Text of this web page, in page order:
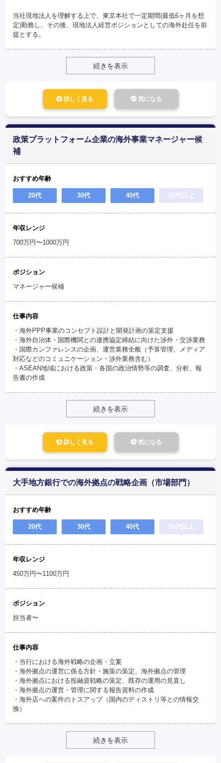
当社現地法人を理解する上で、東京本社で一定期間(最低6ヶ月を想
定)勤務し、その後、現地法人経営ポジションとしての海外赴任を前
提とする。
続きを表示
詳しく見る 気になる
政策プラットフォーム企業の海外事業マネージャー候
補
おすすめ年齢
20代 30代 40代 50代以上
年収レンジ
700万円〜1000万円
ポジション
マネージャー候補
仕事内容
・海外PPP事業のコンセプト設計と開発計画の策定支援
・海外自治体・国際機関との連携協定締結に向けた渉外・交渉業務
・国際カンファレンスの企画、運営業務全般（予算管理、メディア
対応などのコミュニケーション・渉外業務含む）
・ASEAN地域における政策・各国の政治情勢等の調査、分析、報
告書の作成
続きを表示
詳しく見る 気になる
大手地方銀行での海外拠点の戦略企画（市場部門）
おすすめ年齢
20代 30代 40代 50代以上
年収レンジ
450万円〜1100万円
ポジション
担当者〜
仕事内容
・当行における海外戦略の企画・立案
・海外拠点の運営に係る方針・施策の策定、海外拠点の管理
・海外拠点における投融資戦略の策定、既存の運用の見直し
・海外拠点の運営・管理に関する報告資料の作成
・海外店への案件のトスアップ（国内のディストリ等との情報交
換）
続きを表示